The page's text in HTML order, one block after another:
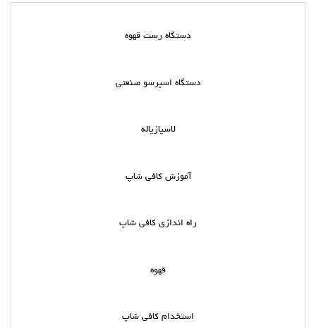
دستگاه رست قهوه
دستگاه اسپرسو صنعتی
لاسپازیاله
آموزش کافی شاپ
راه اندازی کافی شاپ
قهوه
استخدام کافی شاپ